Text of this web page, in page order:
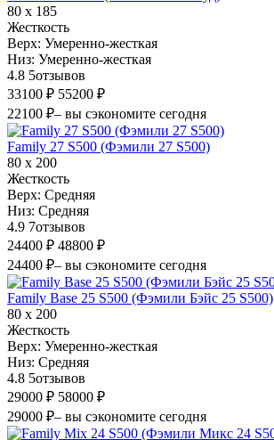
80 х 185
Жесткость
Верх: Умеренно-жесткая
Низ: Умеренно-жесткая
4.8 5отзывов
33100 ₽ 55200 ₽
22100 ₽– вы сэкономите сегодня
Family 27 S500 (Фэмили 27 S500)
80 х 200
Жесткость
Верх: Средняя
Низ: Средняя
4.9 7отзывов
24400 ₽ 48800 ₽
24400 ₽– вы сэкономите сегодня
Family Base 25 S500 (Фэмили Бэйс 25 S500)
80 х 200
Жесткость
Верх: Умеренно-жесткая
Низ: Средняя
4.8 5отзывов
29000 ₽ 58000 ₽
29000 ₽– вы сэкономите сегодня